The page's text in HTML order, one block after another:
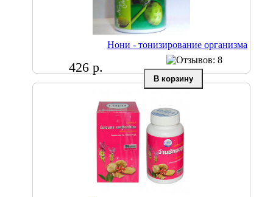
Нони - тонизирование организма
426 р.